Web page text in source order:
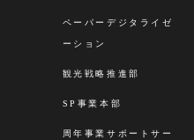
ペーパーデジタライゼ
ーション
観光戦略推進部
SP事業本部
周年事業サポートサー